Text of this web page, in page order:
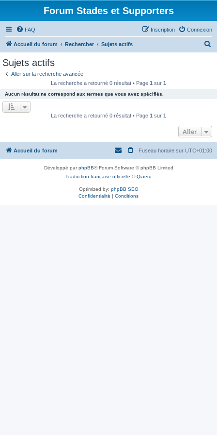
Forum Stades et Supporters
FAQ Connexion
Inscription
Accueil du forum Rechercher Sujets actifs
e
r
Sujets actifs
Aller sur la recherche avancée
La recherche a retourné 0 résultat • Page 1 sur 1
Aucun résultat ne correspond aux termes que vous avez spécifiés.
La recherche a retourné 0 résultat • Page 1 sur 1
Aller
Accueil du forum Fuseau horaire sur UTC+01:00
Développé parphpBB® Forum Software © phpBB Limited
Traduction française officielle ©Qiaeru
Optimized by: phpBB SEO
Confidentialité | Conditions